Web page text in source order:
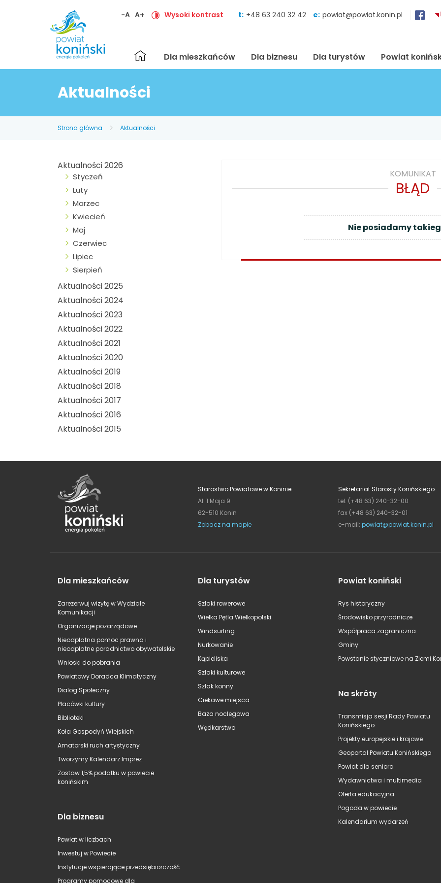
-A A+ Wysoki kontrast t: +48 63 240 32 42 e: powiat@powiat.konin.pl
Strona
główna
Dla mieszkańców Dla biznesu Dla turystów Powiat
Aktualności
Strona główna Aktualności
Aktualności 2026
Styczeń
Luty
Marzec
Kwiecień
Maj
Czerwiec
Lipiec
Sierpień
Aktualności 2025
Aktualności 2024
Aktualności 2023
Aktualności 2022
Aktualności 2021
Aktualności 2020
Aktualności 2019
Aktualności 2018
Aktualności 2017
Aktualności 2016
Aktualności 2015
KOMUNIKAT
BŁĄD
Nie posiadamy
Starostwo Powiatowe w Koninie
Al. 1 Maja 9
62-510 Konin
Zobacz na mapie
Sekretariat Starosty Konińskiego
tel. (+48 63) 240-32-00
fax (+48 63) 240-32-01
e-mail: powiat@powiat.konin.pl
Dla mieszkańców
Zarezerwuj wizytę w Wydziale
Komunikacji
Organizacje pozarządowe
Nieodpłatna pomoc prawna i
nieodpłatne poradnictwo obywatelskie
Wnioski do pobrania
Powiatowy Doradca Klimatyczny
Dialog Społeczny
Placówki kultury
Biblioteki
Koła Gospodyń Wiejskich
Amatorski ruch artystyczny
Tworzymy Kalendarz Imprez
Zostaw 1,5% podatku w powiecie
konińskim
Dla biznesu
Powiat w liczbach
Inwestuj w Powiecie
Instytucje wspierające przedsiębiorczość
Programy pomocowe dla
Dla turystów
Szlaki rowerowe
Wielka Pętla Wielkopolski
Windsurfing
Nurkowanie
Kąpieliska
Szlaki kulturowe
Szlak konny
Ciekawe miejsca
Baza noclegowa
Wędkarstwo
Powiat koniński
Rys historyczny
Środowisko przyrodnicze
Współpraca zagraniczna
Gminy
Powstanie styczniowe na Ziemi
Na skróty
Transmisja sesji Rady Powiatu
Konińskiego
Projekty europejskie i krajowe
Geoportal Powiatu Konińskiego
Powiat dla seniora
Wydawnictwa i multimedia
Oferta edukacyjna
Pogoda w powiecie
Kalendarium wydarzeń